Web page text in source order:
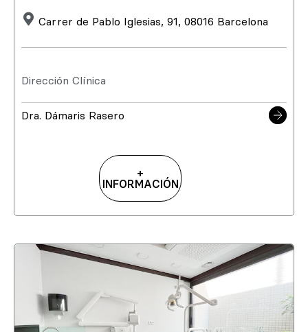
Carrer de Pablo Iglesias, 91, 08016 Barcelona
Dirección Clínica
Dra. Dámaris Rasero
+
INFORMACIÓN